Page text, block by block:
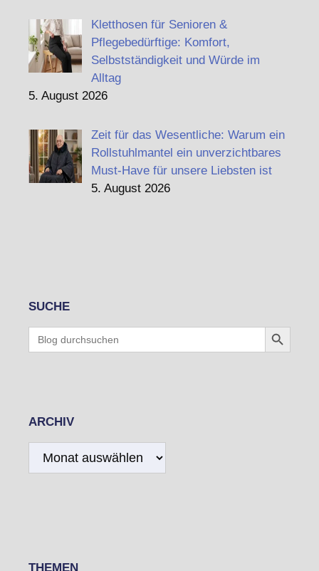
Kletthosen für Senioren &
Pflegebedürftige: Komfort,
Selbstständigkeit und Würde im
Alltag
5. August 2026
Zeit für das Wesentliche: Warum ein
Rollstuhlmantel ein unverzichtbares
Must-Have für unsere Liebsten ist
5. August 2026
SUCHE
Search
for:
Search Button
ARCHIV
THEMEN